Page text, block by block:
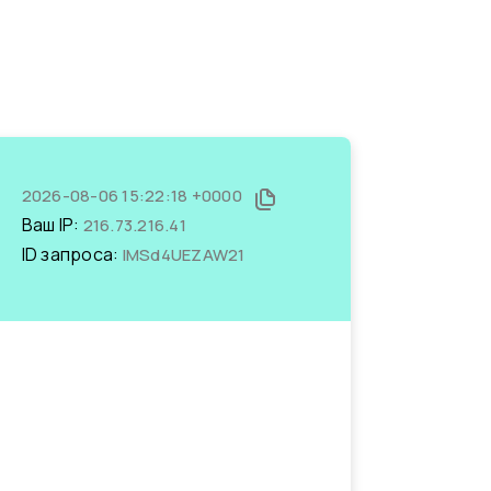
2026-08-06 15:22:18 +0000
Ваш IP: 216.73.216.41
ID запроса: IMSd4UEZAW21